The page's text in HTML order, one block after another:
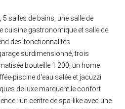
salles de bains, une salle de
cuisine gastronomique et salle de
des fonctionnalités
surdimensionné, trois
bouteille 1 200, un home
piscine d'eau salée et jacuzzi
de luxe marquent le confort
: un centre de spa-like avec une